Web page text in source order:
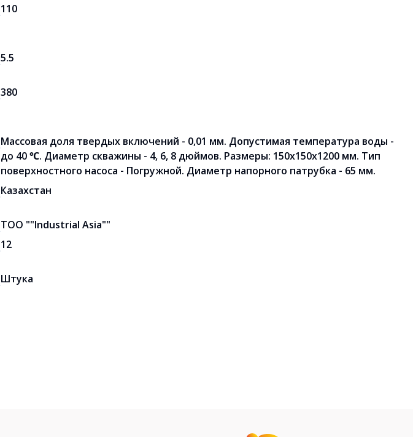
110
5.5
380
Массовая доля твердых включений - 0,01 мм. Допустимая температура воды -
до 40 ℃. Диаметр скважины - 4, 6, 8 дюймов. Размеры: 150х150х1200 мм. Тип
поверхностного насоса - Погружной. Диаметр напорного патрубка - 65 мм.
Казахстан
ТОО ""Industrial Asia""
12
Штука